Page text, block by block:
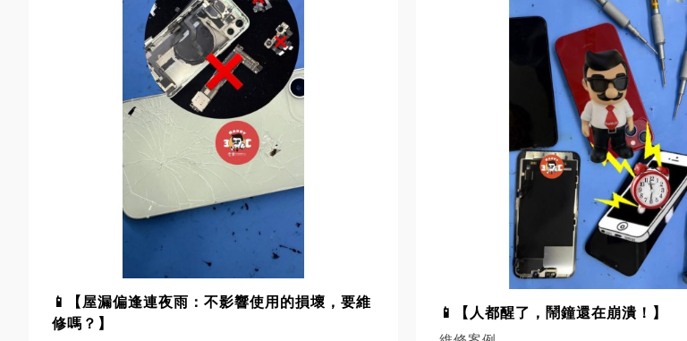
📱【屋漏偏逢連夜雨：不影響使用的損壞，要維
修嗎？】
📱【人都醒了，鬧鐘還在崩潰！】